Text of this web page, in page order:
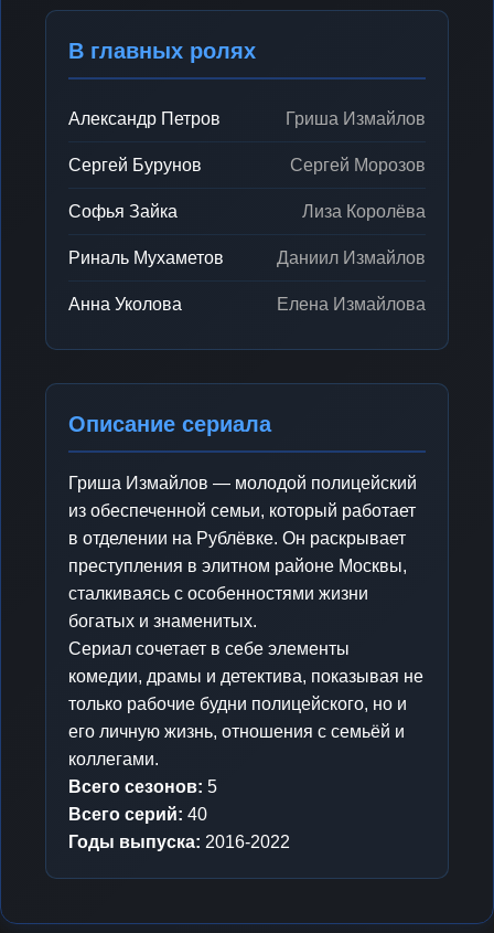
В главных ролях
Александр Петров Гриша Измайлов
Сергей Бурунов Сергей Морозов
Софья Зайка Лиза Королёва
Риналь Мухаметов Даниил Измайлов
Анна Уколова Елена Измайлова
Описание сериала
Гриша Измайлов — молодой полицейский
из обеспеченной семьи, который работает
в отделении на Рублёвке. Он раскрывает
преступления в элитном районе Москвы,
сталкиваясь с особенностями жизни
богатых и знаменитых.
Сериал сочетает в себе элементы
комедии, драмы и детектива, показывая не
только рабочие будни полицейского, но и
его личную жизнь, отношения с семьёй и
коллегами.
Всего сезонов: 5
Всего серий: 40
Годы выпуска: 2016-2022